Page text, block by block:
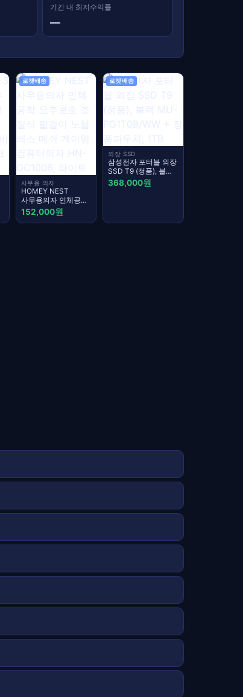
기간 내 최저수익률
—
로켓배송
사무용 의자
HOMEY NEST
사무용의자 인체공학
요추보호 조절식
팔걸이 노블레스 메쉬
152,000원
로켓배송
외장 SSD
삼성전자 포터블 외장
SSD T9 (정품), 블랙
MU-PG1T0B/WW +
정품파우치, 1TB
368,000원